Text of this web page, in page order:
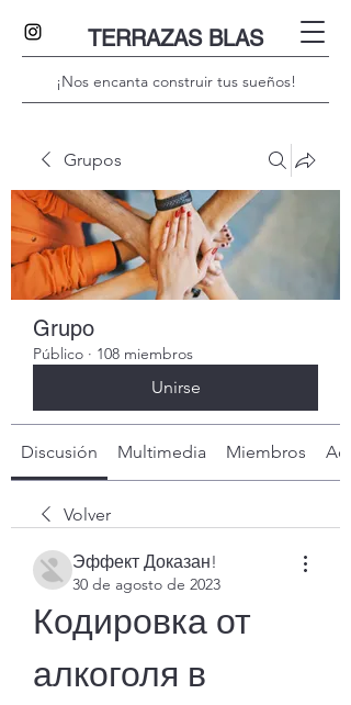
TERRAZAS BLAS
¡Nos encanta construir tus sueños!
Grupos
Grupo
Público · 108 miembros
Unirse
Discusión Multimedia Miembros
Volver
Эффект Доказан!
30 de agosto de 2023
Кодировка от
алкоголя в